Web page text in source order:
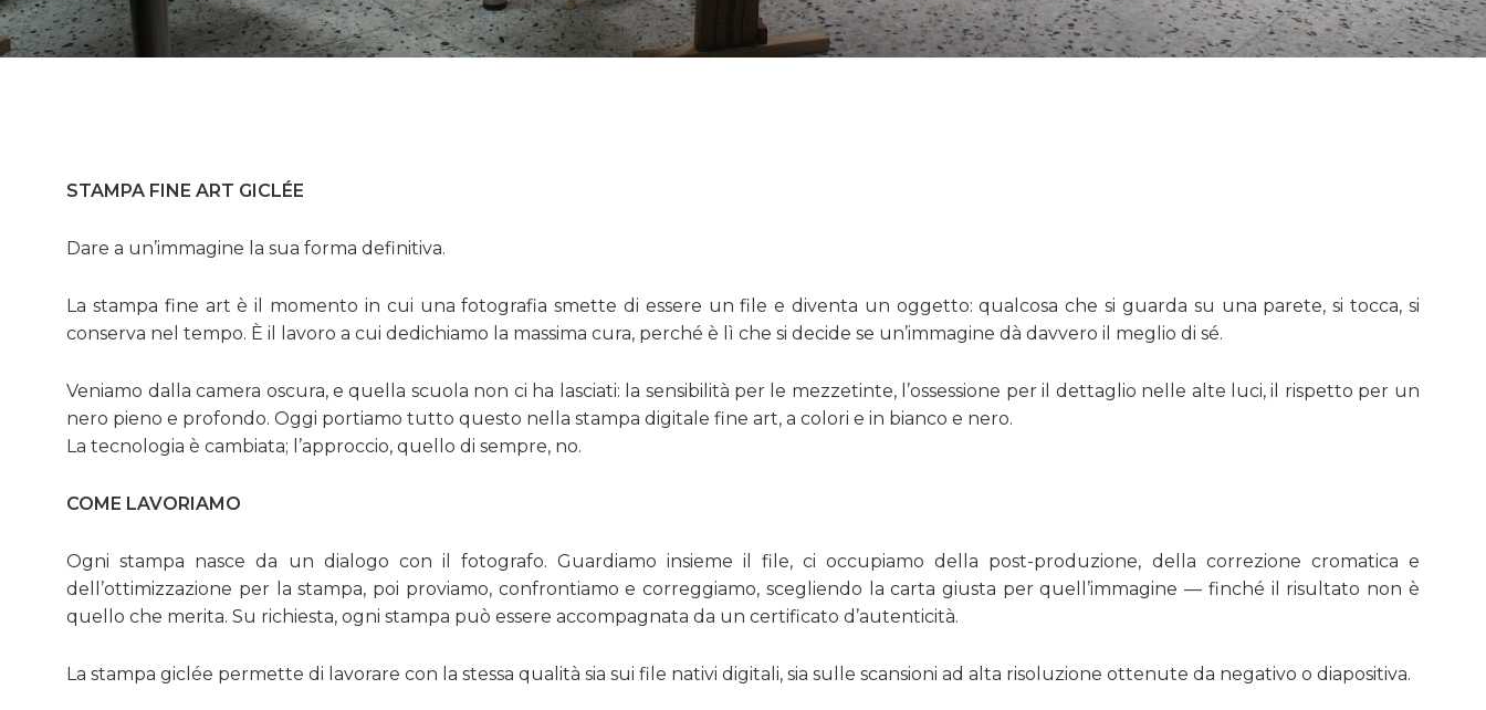
STAMPA FINE ART GICLÉE
Dare a un’immagine la sua forma definitiva.
La stampa fine art è il momento in cui una fotografia smette di essere un file e diventa un oggetto: qualcosa che si guarda su una parete, si tocca, si
conserva nel tempo. È il lavoro a cui dedichiamo la massima cura, perché è lì che si decide se un’immagine dà davvero il meglio di sé.
Veniamo dalla camera oscura, e quella scuola non ci ha lasciati: la sensibilità per le mezzetinte, l’ossessione per il dettaglio nelle alte luci, il rispetto per un
nero pieno e profondo. Oggi portiamo tutto questo nella stampa digitale fine art, a colori e in bianco e nero.
La tecnologia è cambiata; l’approccio, quello di sempre, no.
COME LAVORIAMO
Ogni stampa nasce da un dialogo con il fotografo. Guardiamo insieme il file, ci occupiamo della post-produzione, della correzione cromatica e
dell’ottimizzazione per la stampa, poi proviamo, confrontiamo e correggiamo, scegliendo la carta giusta per quell’immagine — finché il risultato non è
quello che merita. Su richiesta, ogni stampa può essere accompagnata da un certificato d’autenticità.
La stampa giclée permette di lavorare con la stessa qualità sia sui file nativi digitali, sia sulle scansioni ad alta risoluzione ottenute da negativo o diapositiva.